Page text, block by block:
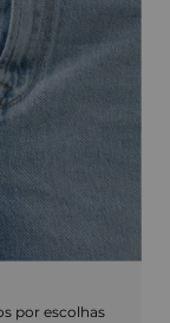
por escolhas